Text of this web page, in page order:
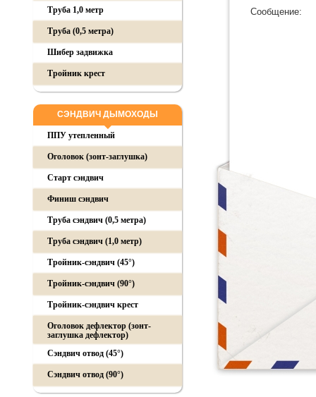
Сообщение:
Труба 1,0 метр
Труба (0,5 метра)
Шибер задвижка
Тройник крест
СЭНДВИЧ ДЫМОХОДЫ
ППУ утепленный
Оголовок (зонт-заглушка)
Старт сэндвич
Финиш сэндвич
Труба сэндвич (0,5 метра)
Труба сэндвич (1,0 метр)
Тройник-сэндвич (45°)
Тройник-сэндвич (90°)
Тройник-сэндвич крест
Оголовок дефлектор (зонт-
заглушка дефлектор)
Сэндвич отвод (45°)
Сэндвич отвод (90°)